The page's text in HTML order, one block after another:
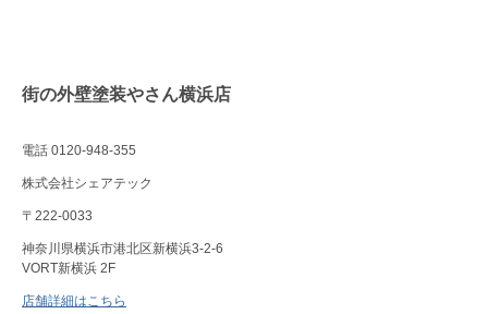
街の外壁塗装やさん横浜店
電話 0120-948-355
株式会社シェアテック
〒222-0033
神奈川県横浜市港北区新横浜3-2-6
VORT新横浜 2F
店舗詳細はこちら